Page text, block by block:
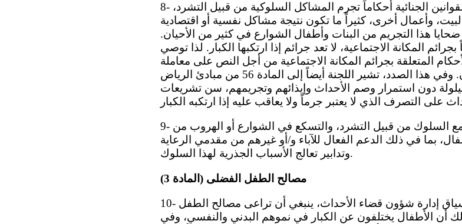
8- ومن الشائع نوعاً ما أن تتضمن القوانين الجنائية أحكاماً تجرم المشاكل السلوكية من قبيل التشرد،
وأعمال أخرى، كثيراً ما تكون نتيجة مشاكل نفسية أو اقتصادية
هذا التجريم من البنات وأطفال الشوارع في كثير من الأحيان.
المكانة الاجتماعية، لا تعد جرائم إذا ارتكبها الكبار. لذا توصي
المتعلقة بجرائم المكانة الاجتماعية من أجل النص على معاملة
الأطفال والكبار بالتساوي أمام القانون. وفي هذا الصدد، تشير اللجنة أيضاً إلى المادة 56 من مبادئ الرياض
دون استمرار وصم الأحداث وإيذائهم وتجريمهم، سن تشريعات
9- وإضافة إلى ذلك، ينبغي التعامل مع السلوك من قبيل التشرد، والتسكع في الشوارع أو الهروب من
بما في ذلك الدعم الفعال للآباء و/أو غيرهم من مقدمي الرعاية
وتدابير تعالج الأسباب الجذرية لهذا السلوك.
مصالح الطفل الفضلى (المادة 3)
10- في جميع القرارات المتخذة في سياق إدارة شؤون قضاء الأحداث، ينبغي أن تراعى مصالح الطفل
أن الأطفال يختلفون عن الكبار في نموهم البدني والنفسي، وفي